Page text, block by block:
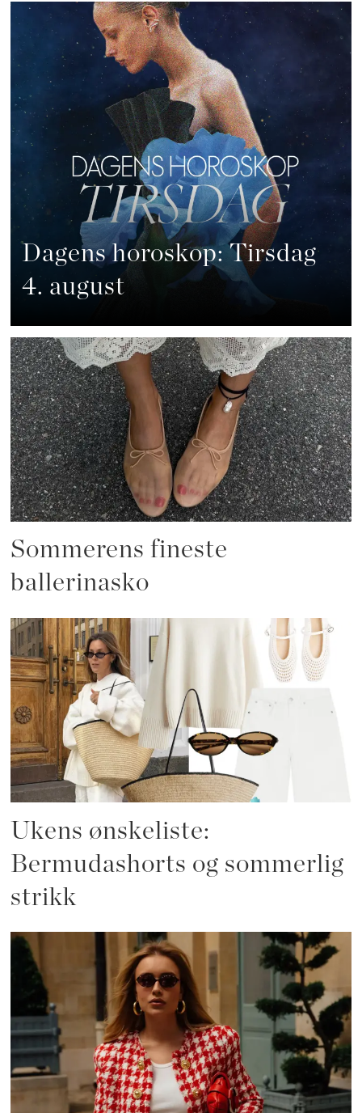
Dagens horoskop: Tirsdag
4. august
Sommerens fineste
ballerinasko
Ukens ønskeliste:
Bermudashorts og sommerlig
strikk